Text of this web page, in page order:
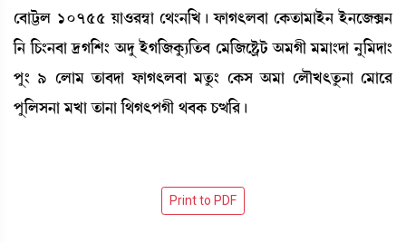
ë¤àj¡º 10755 Úà*¹´¬à ë=}>[J¡ú ó¡àK;º¤à ëA¡t¡à³àÒü> Òü>ì\G>
[> [W¡}>¤à ‰K[Å} "ƒå ÒüK[\Aå¡¸[t¡¤ ë³[\ìÊ¡öi¡ "³Kã ³³à}ƒà >å[³ƒà}
šå} 9 ëºà³ t¡à¤ƒà ó¡àK;º¤à ³tå¡} ëA¡Î "³à ëºïJ;tå¡>à ë³àì¹
šå[ºÎ>à ³Jà t¡à>à [=K;šKã =¤A¡ W¡x[¹¡ú